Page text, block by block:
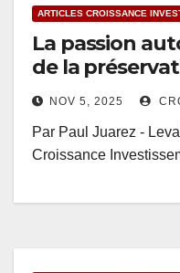
ARTICLES CROISSANCE
La passion
de la
NOV 5, 2025
Par Paul Juarez -
Croissance